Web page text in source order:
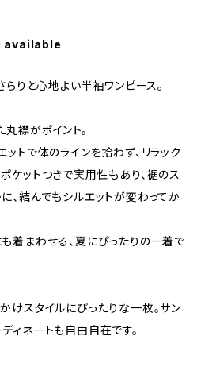
available
らりと心地よい半袖ワンピース。
襟がポイント。
トで体のラインを拾わず、リラック
ケットつきで実用性もあり、裾のス
、結んでもシルエットが変わってか
着まわせる、夏にぴったりの一着で
けスタイルにぴったりな一枚。サン
ィネートも自由自在です。